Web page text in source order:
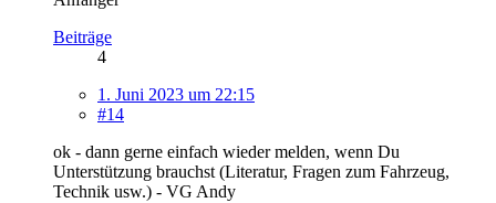
Beiträge
4
1. Juni 2023 um 22:15
#14
ok - dann gerne einfach wieder melden, wenn Du
Unterstützung brauchst (Literatur, Fragen zum Fahrzeug,
Technik usw.) - VG Andy